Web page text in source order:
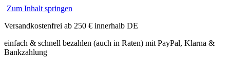
Zum Inhalt springen
Versandkostenfrei ab 250 € innerhalb DE
einfach & schnell bezahlen (auch in Raten) mit PayPal, Klarna &
Bankzahlung